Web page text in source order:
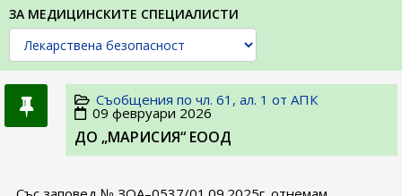
ЗА МЕДИЦИНСКИТЕ СПЕЦИАЛИСТИ
Съобщения по чл. 61, ал. 1 от АПК
09 февруари 2026
ДО „МАРИСИЯ“ ЕООД